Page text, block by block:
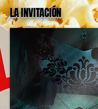
LA INVITACIÓN